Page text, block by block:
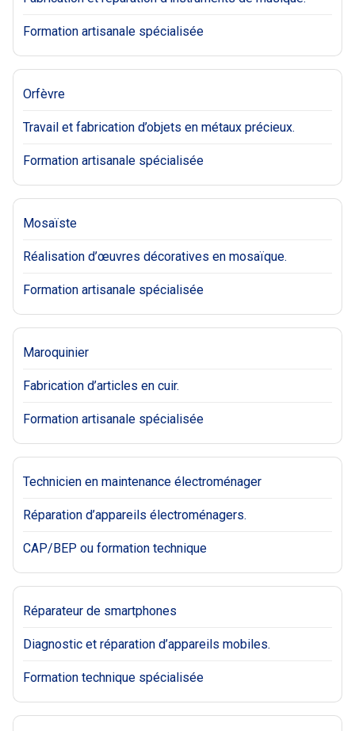
Formation artisanale spécialisée
Orfèvre
Travail et fabrication d’objets en métaux précieux.
Formation artisanale spécialisée
Mosaïste
Réalisation d’œuvres décoratives en mosaïque.
Formation artisanale spécialisée
Maroquinier
Fabrication d’articles en cuir.
Formation artisanale spécialisée
Technicien en maintenance électroménager
Réparation d’appareils électroménagers.
CAP/BEP ou formation technique
Réparateur de smartphones
Diagnostic et réparation d’appareils mobiles.
Formation technique spécialisée